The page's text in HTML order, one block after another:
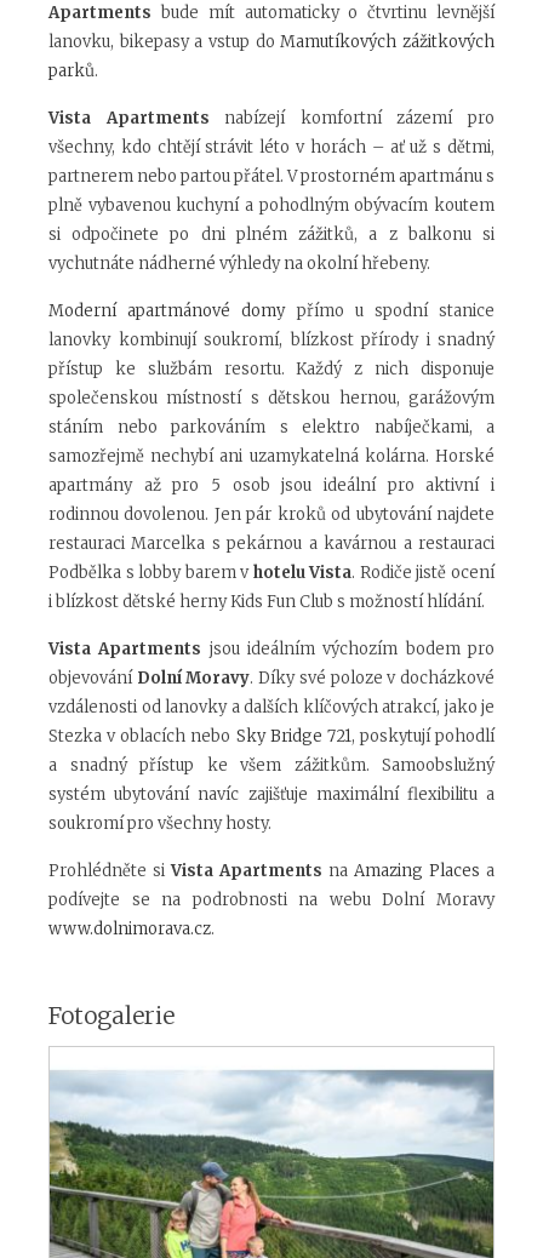
Apartments bude mít automaticky o čtvrtinu levnější
lanovku, bikepasy a vstup doMamutíkových zážitkových
parků.
Vista Apartments nabízejí komfortní zázemí pro
všechny, kdo chtějí strávit léto v horách – ať už s dětmi,
partnerem nebo partou přátel. V prostorném apartmánu s
plně vybavenou kuchyní a pohodlným obývacím koutem
si odpočinete po dni plném zážitků, a z balkonu si
vychutnáte nádherné výhledy na okolní hřebeny.
Moderní apartmánové domypřímo u spodní stanice
lanovky kombinují soukromí, blízkost přírody i snadný
přístup ke službám resortu. Každý z nich disponuje
společenskou místností s dětskou hernou, garážovým
stáním nebo parkováním s elektro nabíječkami, a
samozřejmě nechybí ani uzamykatelná kolárna. Horské
apartmány až pro 5 osob jsou ideální pro aktivní i
rodinnou dovolenou. Jen pár kroků od ubytování najdete
restauraci Marcelka s pekárnou a kavárnou a restauraci
Podbělka s lobby barem vhotelu Vista. Rodiče jistě ocení
i blízkost dětské herny Kids Fun Club s možností hlídání.
Vista Apartments jsou ideálním výchozím bodem pro
objevování Dolní Moravy. Díky své poloze v docházkové
vzdálenosti od lanovky a dalších klíčových atrakcí, jako je
Stezka v oblacích nebo Sky Bridge 721, poskytují pohodlí
a snadný přístup ke všem zážitkům.
Samoobslužný
systém ubytování navíc zajišťuje maximální flexibilitu a
soukromí pro všechny hosty.
Prohlédněte siVista Apartments na Amazing Places a
podívejte se na podrobnosti na webu Dolní Moravy
www.dolnimorava.cz.
Fotogalerie